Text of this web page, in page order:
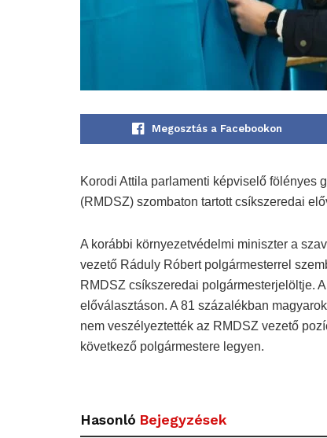
Megosztás a Facebookon
Korodi Attila parlamenti képviselő fölényes
(RMDSZ) szombaton tartott csíkszeredai
A korábbi környezetvédelmi miniszter a
vezető Ráduly Róbert polgármesterrel
RMDSZ csíkszeredai polgármesterjelöltje.
előválasztáson. A 81 százalékban
nem veszélyeztették az RMDSZ vezető
következő polgármestere legyen.
Hasonló Bejegyzések